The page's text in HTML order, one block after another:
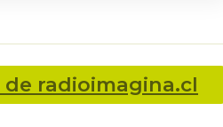
de radioimagina.cl